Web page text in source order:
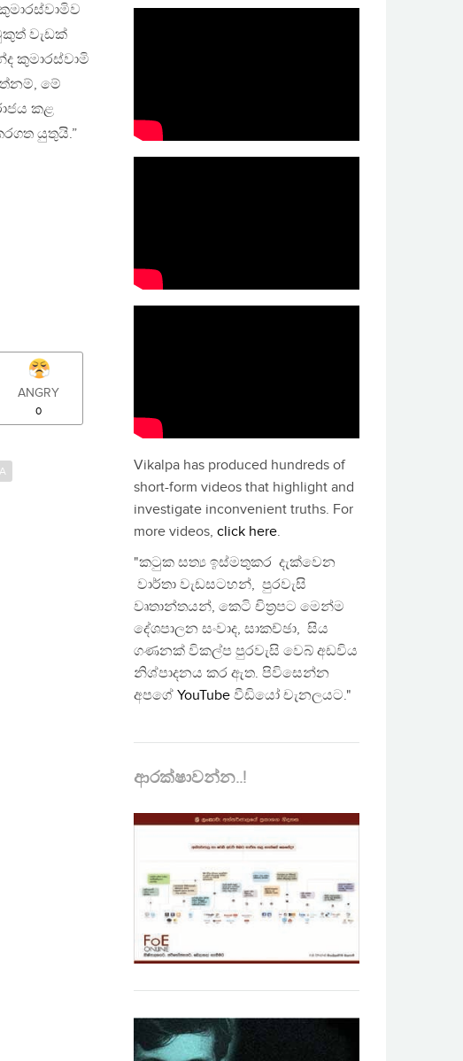
වැඩක්
කුමාරස්වාමි
මේ
කළ
යුතුයි.”
ANGRY
0
Vikalpa has produced hundreds of
short-form videos that highlight and
investigate inconvenient truths. For
more videos, click here.
"කටුක සත්‍ය ඉස්මතුකර දැක්වෙන
වාර්තා වැඩසටහන්, පුරවැසි
වෘතාන්තයන්, කෙටි චිත්‍රපට මෙන්ම
දේශපාලන සංවාද, සාකච්ඡා, සිය
ගණනක් විකල්ප පුරවැසි වෙබ් අඩවිය
නිශ්පාදනය කර ඇත. පිවිසෙන්න
අපගේ YouTube වීඩියෝ චැනලයට."
ආරක්ෂාවන්න..!